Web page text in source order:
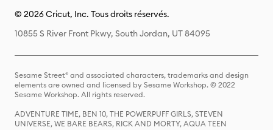
© 2026 Cricut, Inc. Tous droits réservés.
10855 S River Front Pkwy, South Jordan, UT 84095
Sesame Street® and associated characters, trademarks and design
elements are owned and licensed by Sesame Workshop. © 2022
Sesame Workshop. All rights reserved.
ADVENTURE TIME, BEN 10, THE POWERPUFF GIRLS, STEVEN
UNIVERSE, WE BARE BEARS, RICK AND MORTY, AQUA TEEN